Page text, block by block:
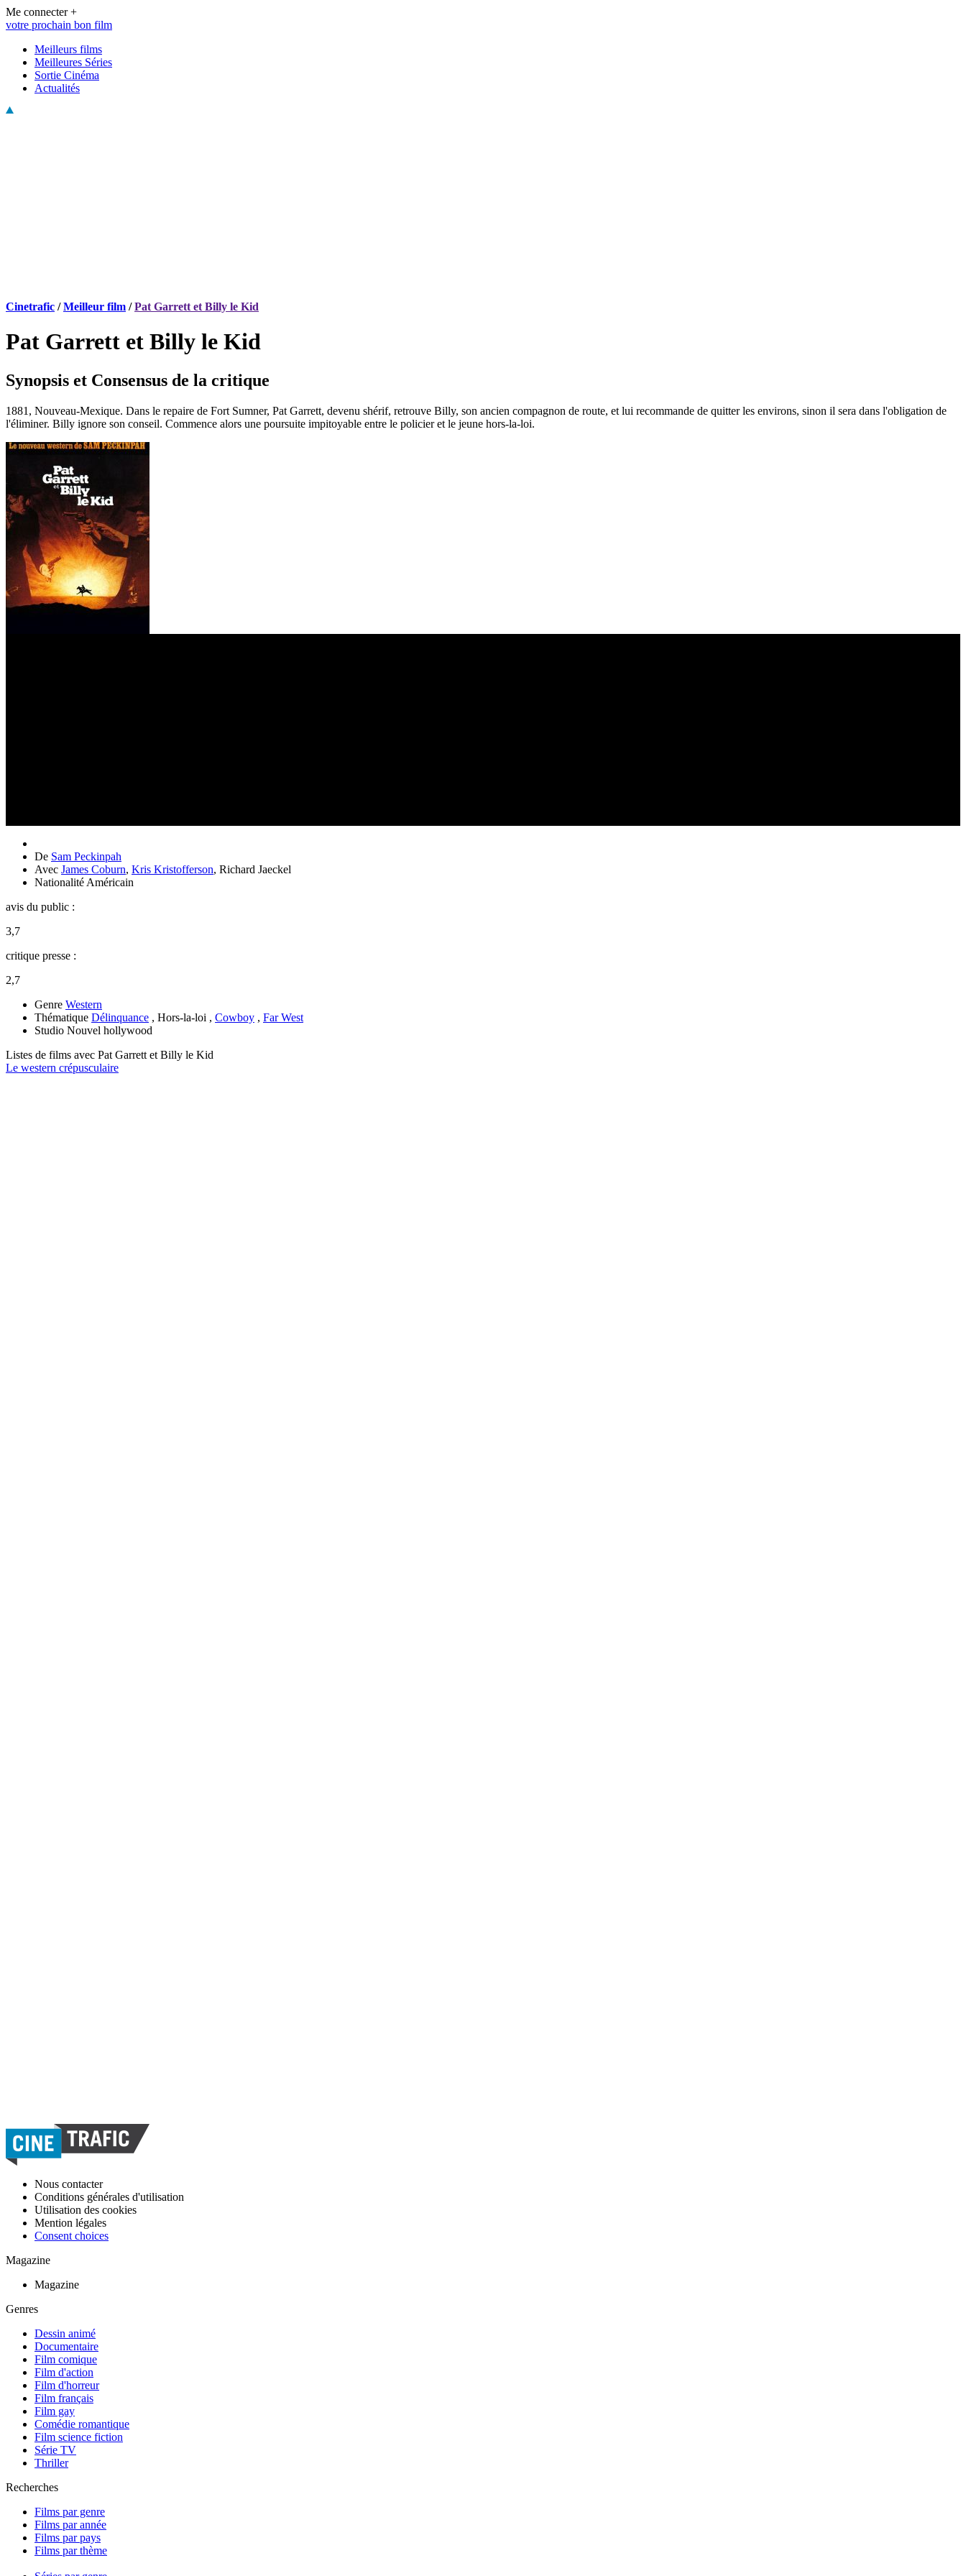
Me connecter +
votre prochain bon film
Meilleurs films
Meilleures Séries
Sortie Cinéma
Actualités
Cinetrafic /Meilleur film /Pat Garrett et Billy le Kid
Pat Garrett et Billy le Kid
Synopsis et Consensus de la critique
1881, Nouveau-Mexique. Dans le repaire de Fort Sumner, Pat Garrett, devenu shérif, retrouve Billy, son ancien compagnon de route, et lui recommande de quitter les environs, sinon il sera dans l'obligation de
l'éliminer. Billy ignore son conseil. Commence alors une poursuite impitoyable entre le policier et le jeune hors-la-loi.
De Sam Peckinpah
Avec James Coburn, Kris Kristofferson, Richard Jaeckel
Nationalité Américain
avis du public :
3,7
critique presse :
2,7
Genre Western
Thématique Délinquance , Hors-la-loi , Cowboy , Far West
Studio Nouvel hollywood
Listes de films avec Pat Garrett et Billy le Kid
Le western crépusculaire
Nous contacter
Conditions générales d'utilisation
Utilisation des cookies
Mention légales
Consent choices
Magazine
Magazine
Genres
Dessin animé
Documentaire
Film comique
Film d'action
Film d'horreur
Film français
Film gay
Comédie romantique
Film science fiction
Série TV
Thriller
Recherches
Films par genre
Films par année
Films par pays
Films par thème